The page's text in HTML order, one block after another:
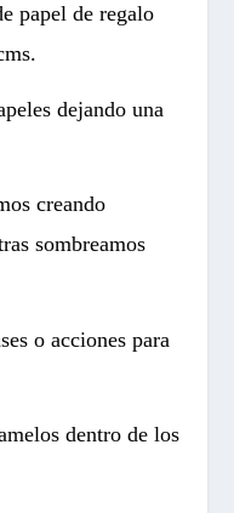
papel de regalo
dejando una
creando
sombreamos
o acciones para
dentro de los